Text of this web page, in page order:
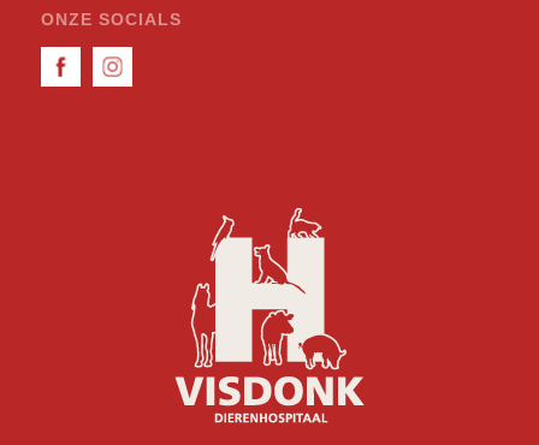
ONZE SOCIALS